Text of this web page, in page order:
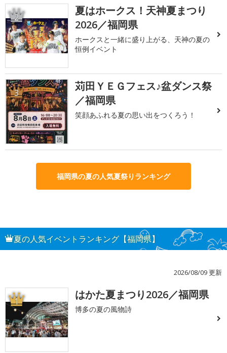
2
夏はホークス！天神夏まつり
2026／福岡県
ホークスと一緒に盛り上がる、天神の夏の
恒例イベント
3
苅田ＹＥＧフェス♪盆ダンス祭
／福岡県
笑顔あふれる夏の思い出をつくろう！
福岡県の夏の人気夏祭りランキング
夏の人気イベントランキング【福岡県】
2026/08/09 更新
1 はかた夏まつり2026／福岡県
博多の夏の風物詩